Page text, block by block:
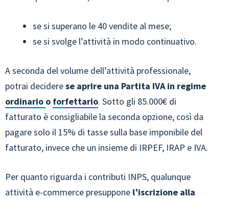
se si superano le 40 vendite al mese;
se si svolge l’attività in modo continuativo.
A seconda del volume dell’attività professionale,
potrai deciderese aprire una Partita IVA in regime
ordinario o forfettario. Sotto gli 85.000€ di
fatturato è consigliabile la seconda opzione, così da
pagare solo il 15% di tasse sulla base imponibile del
fatturato, invece che un insieme di IRPEF, IRAP e IVA.
Per quanto riguarda i contributi INPS, qualunque
attività e-commerce presuppone l’iscrizione alla